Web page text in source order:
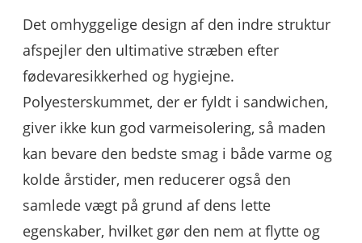
Det omhyggelige design af den indre struktur
afspejler den ultimative stræben efter
fødevaresikkerhed og hygiejne.
Polyesterskummet, der er fyldt i sandwichen,
giver ikke kun god varmeisolering, så maden
kan bevare den bedste smag i både varme og
kolde årstider, men reducerer også den
samlede vægt på grund af dens lette
egenskaber, hvilket gør den nem at flytte og